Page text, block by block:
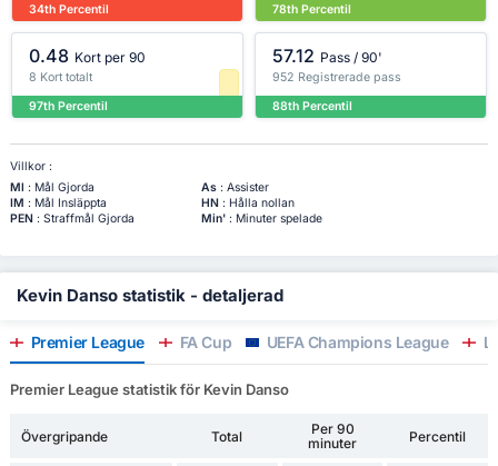
34th Percentil
78th Percentil
0.48 Kort per 90
8 Kort totalt
97th Percentil
57.12 Pass / 90'
952 Registrerade pass
88th Percentil
Villkor :
Ml : Mål Gjorda As: Assister
IM : Mål Insläppta HN: Hålla nollan
PEN: Straffmål Gjorda Min': Minuter spelade
Kevin Danso statistik - detaljerad
Premier League FA Cup UEFA Champions League
Premier League statistik för Kevin Danso
Övergripande Total
Per 90
minuter
Percentil